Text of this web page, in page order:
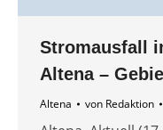
Stromausfall
Altena –
Altena von Redaktion